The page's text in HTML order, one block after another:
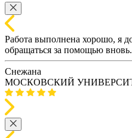
Работа выполнена хорошо, я
обращаться за помощью вновь.
Снежана
МОСКОВСКИЙ